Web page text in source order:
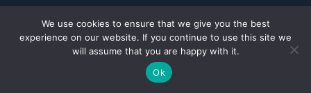
Artikel
We use cookies to ensure that we give you the best
experience on our website. If you continue to use this site we
will assume that you are happy with it.
Ok